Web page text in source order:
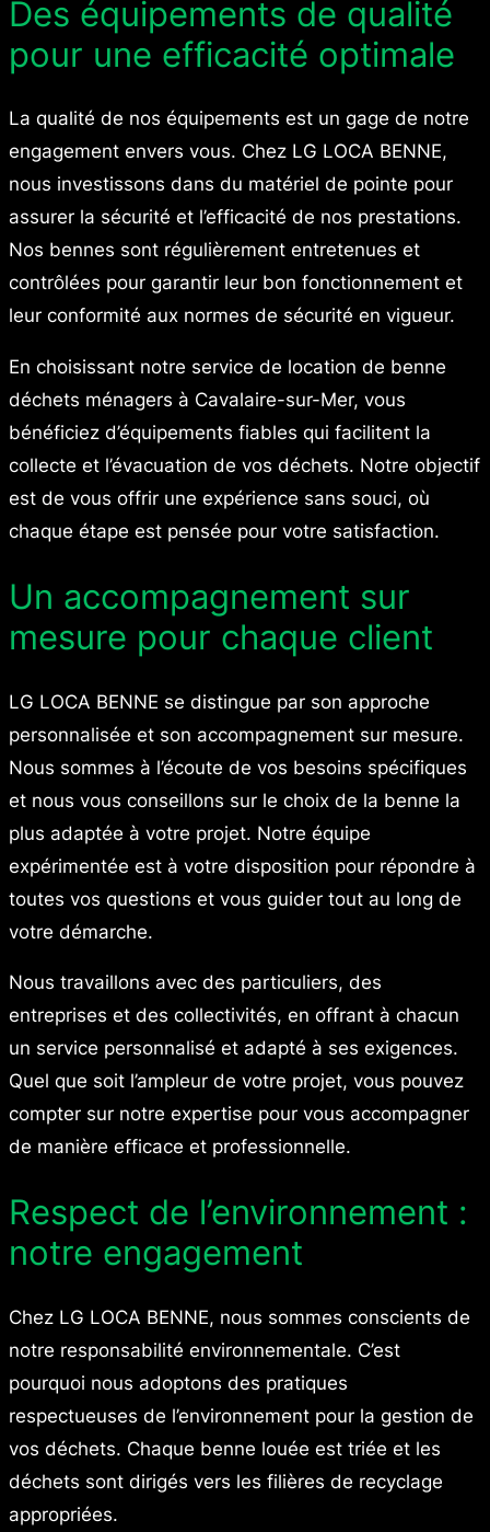
Des équipements de qualité
pour une efficacité optimale
La qualité de nos équipements est un gage de notre
engagement envers vous. Chez LG LOCA BENNE,
nous investissons dans du matériel de pointe pour
assurer la sécurité et l’efficacité de nos prestations.
Nos bennes sont régulièrement entretenues et
contrôlées pour garantir leur bon fonctionnement et
leur conformité aux normes de sécurité en vigueur.
En choisissant notre service de location de benne
déchets ménagers à Cavalaire-sur-Mer, vous
bénéficiez d’équipements fiables qui facilitent la
collecte et l’évacuation de vos déchets. Notre objectif
est de vous offrir une expérience sans souci, où
chaque étape est pensée pour votre satisfaction.
Un accompagnement sur
mesure pour chaque client
LG LOCA BENNE se distingue par son approche
personnalisée et son accompagnement sur mesure.
Nous sommes à l’écoute de vos besoins spécifiques
et nous vous conseillons sur le choix de la benne la
plus adaptée à votre projet. Notre équipe
expérimentée est à votre disposition pour répondre à
toutes vos questions et vous guider tout au long de
votre démarche.
Nous travaillons avec des particuliers, des
entreprises et des collectivités, en offrant à chacun
un service personnalisé et adapté à ses exigences.
Quel que soit l’ampleur de votre projet, vous pouvez
compter sur notre expertise pour vous accompagner
de manière efficace et professionnelle.
Respect de l’environnement :
notre engagement
Chez LG LOCA BENNE, nous sommes conscients de
notre responsabilité environnementale. C’est
pourquoi nous adoptons des pratiques
respectueuses de l’environnement pour la gestion de
vos déchets. Chaque benne louée est triée et les
déchets sont dirigés vers les filières de recyclage
appropriées.